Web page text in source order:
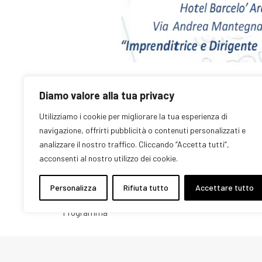
Diamo valore alla tua privacy
Utilizziamo i cookie per migliorare la tua esperienza di
navigazione, offrirti pubblicità o contenuti personalizzati e
analizzare il nostro traffico. Cliccando “Accetta tutti”,
acconsenti al nostro utilizzo dei cookie.
Personalizza Rifiuta tutto Accettare tutto
“Imprenditrice e Dirigente in una società che cambia”
Programma